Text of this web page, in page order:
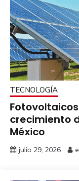
TECNOLOGÍA
crecimiento
México
julio 29, 2026